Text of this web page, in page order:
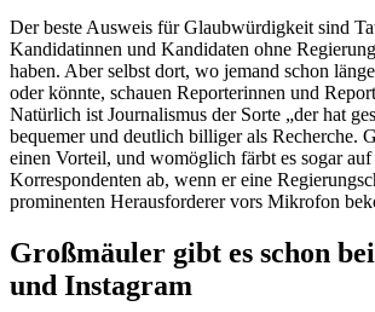
Der beste Ausweis für Glaubwürdigkeit sind
Kandidatinnen und Kandidaten ohne
haben. Aber selbst dort, wo jemand schon
oder könnte, schauen Reporterinnen und
Natürlich ist Journalismus der Sorte „der hat
bequemer und deutlich billiger als Recherche.
einen Vorteil, und womöglich färbt es sogar auf
Korrespondenten ab, wenn er eine
prominenten Herausforderer vors Mikrofon
Großmäuler gibt es schon
und Instagram